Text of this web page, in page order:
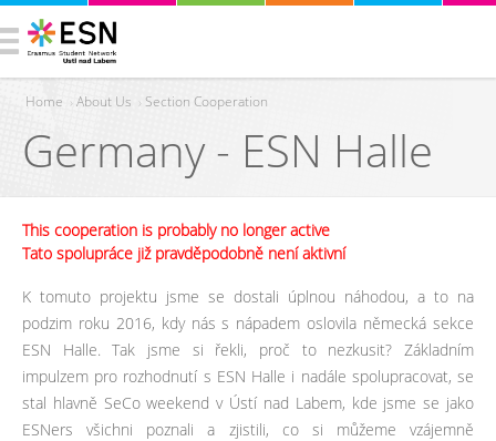
You are here
Home ›About Us › Section Cooperation
Germany - ESN Halle
This cooperation is probably no longer active
Tato spolupráce již pravděpodobně není aktivní
K tomuto projektu jsme se dostali úplnou náhodou, a to na
podzim roku 2016, kdy nás s nápadem oslovila německá sekce
ESN Halle. Tak jsme si řekli, proč to nezkusit? Základním
impulzem pro rozhodnutí s ESN Halle i nadále spolupracovat, se
stal hlavně SeCo weekend v Ústí nad Labem, kde jsme se jako
ESNers všichni poznali a zjistili, co si můžeme vzájemně